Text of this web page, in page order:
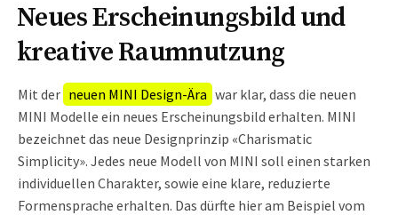
Neues Erscheinungsbild und
kreative Raumnutzung
Mit der neuen MINI Design-Ära war klar, dass die neuen
MINI Modelle ein neues Erscheinungsbild erhalten. MINI
bezeichnet das neue Designprinzip «Charismatic
Simplicity». Jedes neue Modell von MINI soll einen starken
individuellen Charakter, sowie eine klare, reduzierte
Formensprache erhalten. Das dürfte hier am Beispiel vom